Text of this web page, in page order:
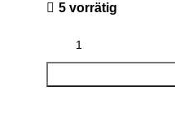
5 vorrätig